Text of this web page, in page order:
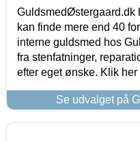
GuldsmedØstergaard.dk
kan finde mere end 40
interne guldsmed hos
fra stenfatninger,
efter eget ønske. Klik
Se udvalget på